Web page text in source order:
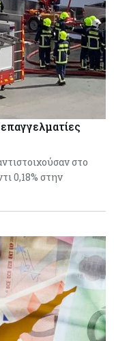
στο
0,18% στην